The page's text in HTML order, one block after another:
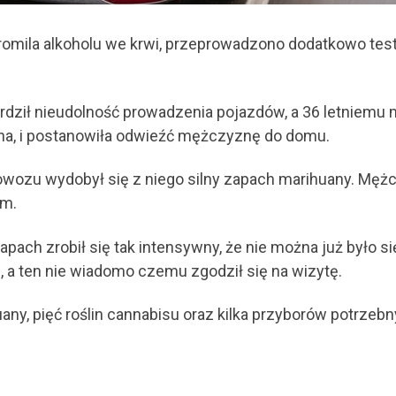
alkoholu we krwi, przeprowadzono dodatkowo
nieudolność prowadzenia pojazdów, a 36
i postanowiła odwieźć mężczyznę do domu.
wydobył się z niego silny zapach marihuany.
zrobił się tak intensywny, że nie można już było
ten nie wiadomo czemu zgodził się na wizytę.
pięć roślin cannabisu oraz kilka przyborów